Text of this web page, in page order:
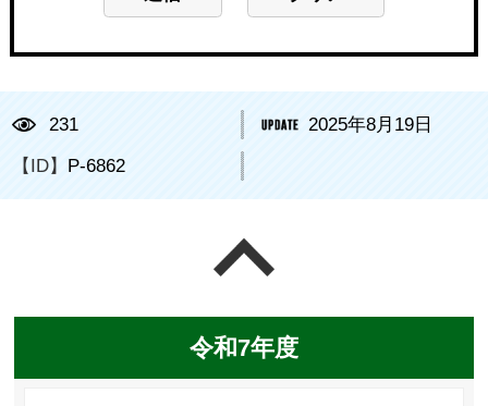
231 2025年8月19日
【ID】 P-6862
令和7年度